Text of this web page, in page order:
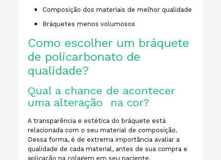
Composição dos materiais de melhor qualidade
Bráquetes menos volumosos
Como escolher um bráquete
de policarbonato de
qualidade?
Qual a chance de acontecer
uma alteração na cor?
A transparência e estética do bráquete está
relacionada com o seu material de composição.
Dessa forma, é de extrema importância avaliar a
qualidade de cada material, antes de sua compra e
aplicação na colagem em seu paciente.